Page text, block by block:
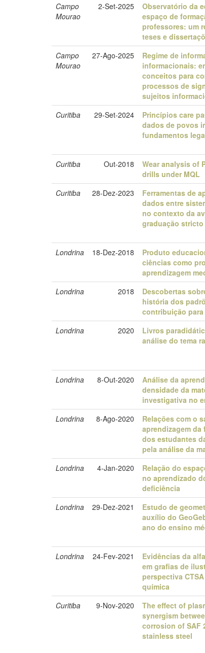
Campo
Mourao
2-Set-2025
Observatório da
espaço de
professores: um
teses e
Campo
Mourao
27-Ago-2025
Regime de
informacionais:
conceitos para
processos de
sujeitos
Curitiba 29-Set-2024
Princípios care
dados de povos
fundamentos
Curitiba Out-2018
Wear analysis of
drills under MQL
Curitiba 28-Dez-2023
Ferramentas de
dados entre
no contexto da
graduação stricto
Londrina 18-Dez-2018
Produto
ciências como
aprendizagem
Londrina 2018
Descobertas
história dos
contribuição
Londrina 2020
Livros
análise do tema
Londrina 8-Out-2020
Análise da
densidade da
investigativa no
Londrina 8-Ago-2020
Relações com o
aprendizagem
dos estudantes
pela análise da
Londrina 4-Jan-2020
Relação do
no aprendizado
deficiência
Londrina 29-Dez-2021
Estudo de
auxílio do
ano do ensino
Londrina 24-Fev-2021
Evidências da
em grafias de
perspectiva
química
Curitiba 9-Nov-2020
The effect of
synergism
corrosion of SAF
stainless steel